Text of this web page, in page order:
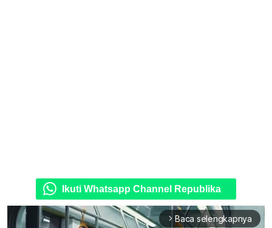
Ikuti Whatsapp Channel Republika
arrow_forward_ios Baca selengkapnya